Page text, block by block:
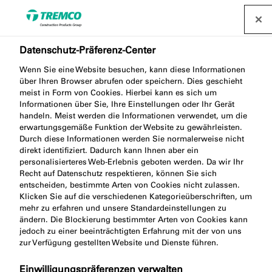
Ihre Projektanfrage
Datenschutz-Präferenz-Center
Wenn Sie eine Website besuchen, kann diese Informationen
über Ihren Browser abrufen oder speichern. Dies geschieht
meist in Form von Cookies. Hierbei kann es sich um
Informationen über Sie, Ihre Einstellungen oder Ihr Gerät
handeln. Meist werden die Informationen verwendet, um die
erwartungsgemäße Funktion der Website zu gewährleisten.
Durch diese Informationen werden Sie normalerweise nicht
direkt identifiziert. Dadurch kann Ihnen aber ein
personalisierteres Web-Erlebnis geboten werden. Da wir Ihr
Recht auf Datenschutz respektieren, können Sie sich
entscheiden, bestimmte Arten von Cookies nicht zulassen.
Klicken Sie auf die verschiedenen Kategorieüberschriften, um
mehr zu erfahren und unsere Standardeinstellungen zu
ändern. Die Blockierung bestimmter Arten von Cookies kann
jedoch zu einer beeinträchtigten Erfahrung mit der von uns
zur Verfügung gestellten Website und Dienste führen.
Einwilligungspräferenzen verwalten